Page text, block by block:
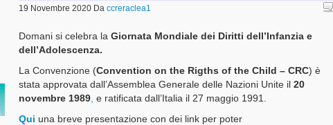
19 Novembre 2020 Da ccreraclea1
Domani si celebra la Giornata Mondiale dei Diritti dell’Infanzia e
dell’Adolescenza.
La Convenzione (Convention on the Rigths of the Child – CRC) è
stata approvata dall’Assemblea Generale delleNazioni Unite il 20
novembre 1989, e ratificata dall’Italia il 27 maggio 1991.
Qui una breve presentazione con dei link per poter